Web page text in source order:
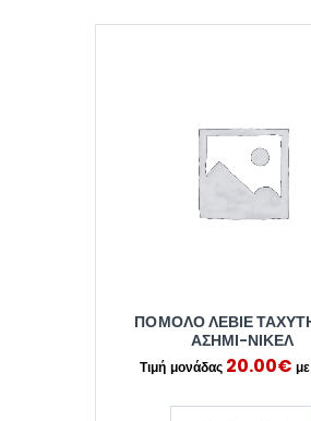
ΠΌΜΟΛΟ ΛΕΒΙΈ
ΑΣΗΜΊ-ΝΊΚΕΛ
20.00€